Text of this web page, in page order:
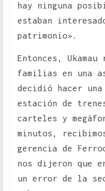
hay ninguna
estaban
patrimonio».
Entonces,
familias en una
decidió hacer
estación de
carteles y
minutos,
gerencia de
nos dijeron que
un error de la